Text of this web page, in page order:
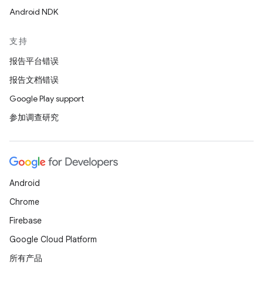
Android NDK
支持
报告平台错误
报告文档错误
Google Play support
参加调查研究
Android
Chrome
Firebase
Google Cloud Platform
所有产品